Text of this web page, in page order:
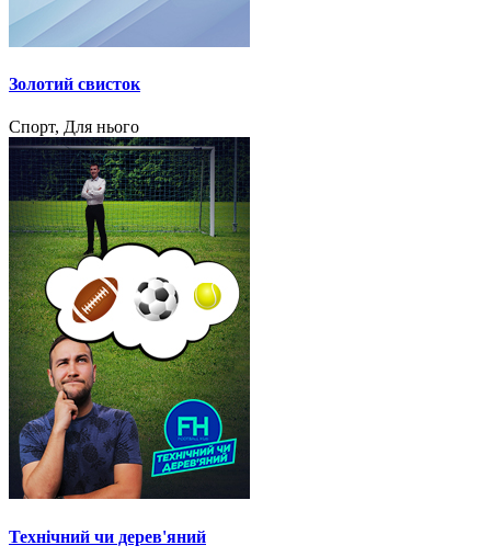
Золотий свисток
Спорт, Для нього
Технічний чи дерев'яний